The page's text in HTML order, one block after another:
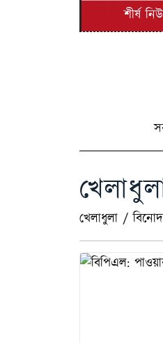
শীর্ষ
খেলাধুলা /